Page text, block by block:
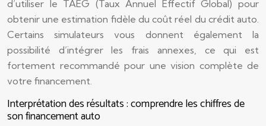
d’utiliser le TAEG (Taux Annuel Effectif Global) pour
obtenir une estimation fidèle du coût réel du crédit auto.
Certains simulateurs vous donnent également la
possibilité d’intégrer les frais annexes, ce qui est
fortement recommandé pour une vision complète de
votre financement.
Interprétation des résultats : comprendre les chiffres de
son financement auto